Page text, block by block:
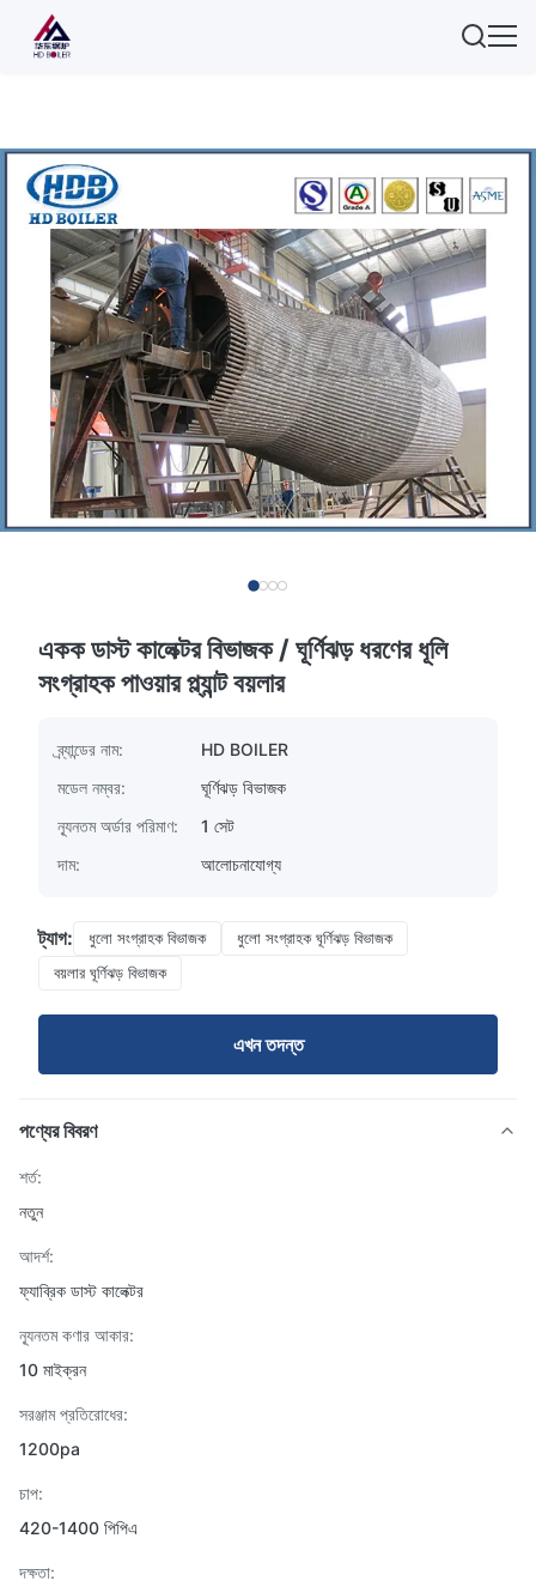
একক ডাস্ট কালেক্টর বিভাজক / ঘূর্ণিঝড় ধরণের ধূলি
সংগ্রাহক পাওয়ার প্ল্যান্ট বয়লার
ব্র্যান্ডের নাম:
HD BOILER
মডেল নম্বর:
ঘূর্ণিঝড় বিভাজক
ন্যূনতম অর্ডার পরিমাণ:
1 সেট
দাম:
আলোচনাযোগ্য
ট্যাগ: ধুলো সংগ্রাহক বিভাজক
ধুলো সংগ্রাহক ঘূর্ণিঝড় বিভাজক
বয়লার ঘূর্ণিঝড় বিভাজক
এখন তদন্ত
পণ্যের বিবরণ
শর্ত:
নতুন
আদর্শ:
ফ্যাব্রিক ডাস্ট কালেক্টর
ন্যূনতম কণার আকার:
10 মাইক্রন
সরঞ্জাম প্রতিরোধের:
1200pa
চাপ:
420-1400 পিপিএ
দক্ষতা: